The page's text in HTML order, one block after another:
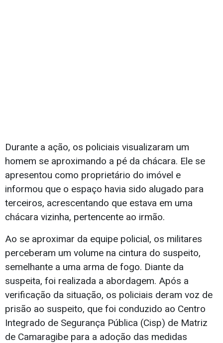
Durante a ação, os policiais visualizaram um
homem se aproximando a pé da chácara. Ele se
apresentou como proprietário do imóvel e
informou que o espaço havia sido alugado para
terceiros, acrescentando que estava em uma
chácara vizinha, pertencente ao irmão.
Ao se aproximar da equipe policial, os militares
perceberam um volume na cintura do suspeito,
semelhante a uma arma de fogo. Diante da
suspeita, foi realizada a abordagem. Após a
verificação da situação, os policiais deram voz de
prisão ao suspeito, que foi conduzido ao Centro
Integrado de Segurança Pública (Cisp) de Matriz
de Camaragibe para a adoção das medidas